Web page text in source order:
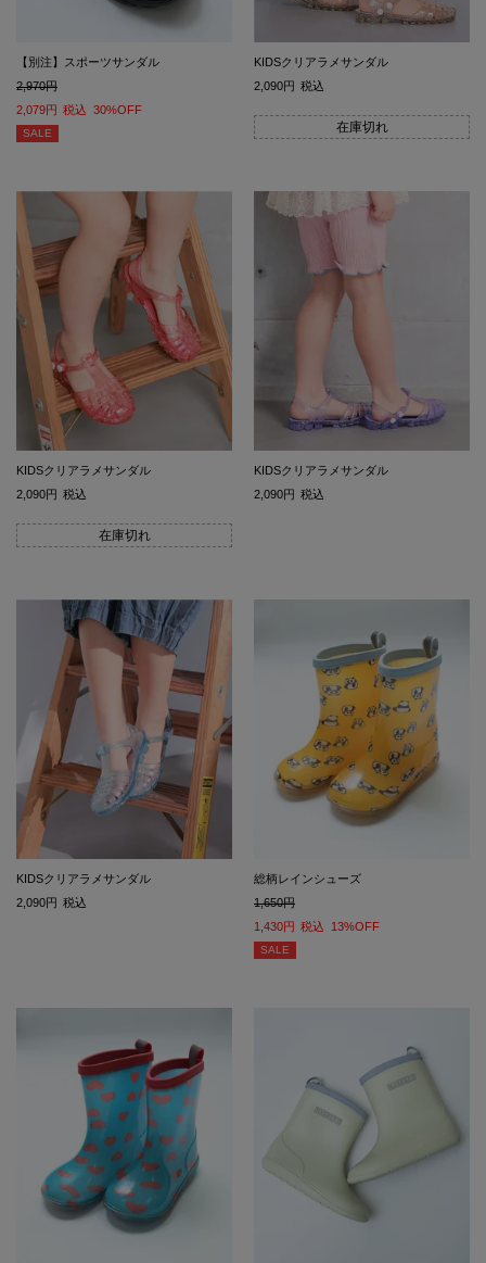
【別注】スポーツサンダル
2,970
2,079
税込 30%OFF
SALE
KIDSクリアラメサンダル
2,090
税込
在庫切れ
KIDSクリアラメサンダル
2,090
税込
在庫切れ
KIDSクリアラメサンダル
2,090
税込
KIDSクリアラメサンダル
2,090
税込
総柄レインシューズ
1,650
1,430
税込 13%OFF
SALE